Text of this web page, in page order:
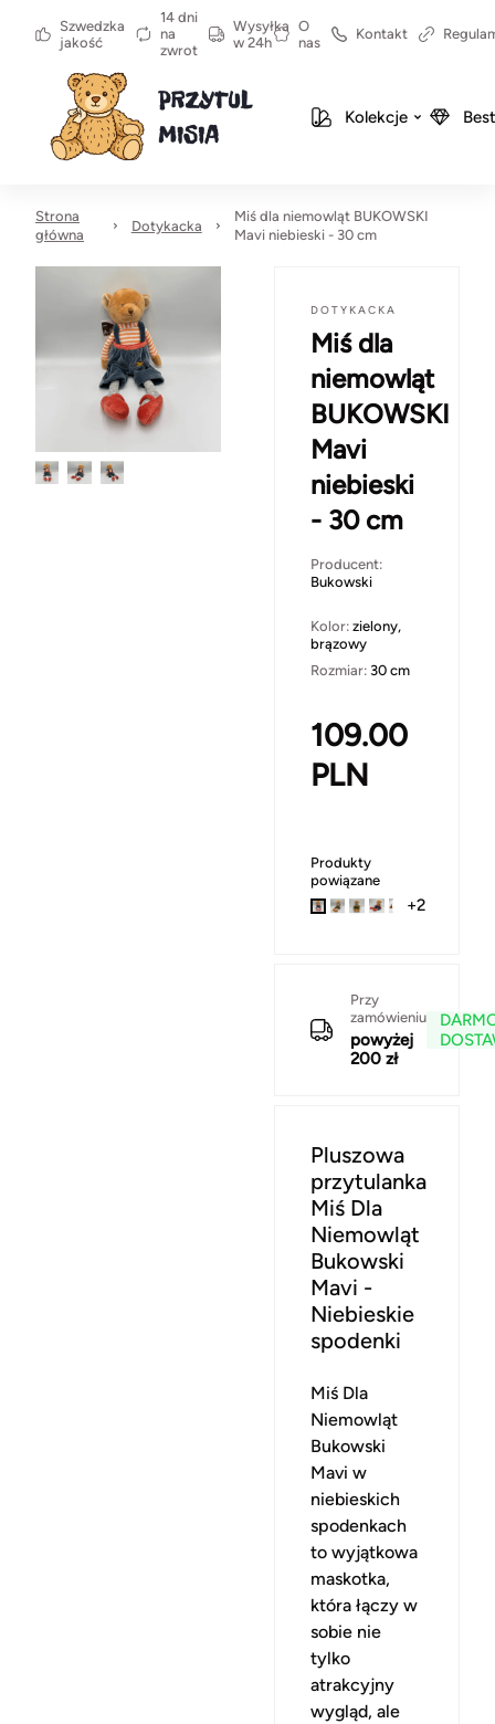
Szwedzka
jakość
14 dni
na
zwrot
Wysyłka
w 24h
O
nas
Kontakt
Kolekcje
Strona
główna
Dotykacka
Miś dla niemowląt BUKOWSKI
Mavi niebieski - 30 cm
DOTYKACKA
Miś dla
niemowląt
BUKOWSKI
Mavi
niebieski
- 30 cm
Producent:
Bukowski
Kolor: zielony,
brązowy
Rozmiar: 30 cm
109.00
PLN
Produkty
powiązane
+2
Przy
zamówieniu
powyżej
200 zł
Pluszowa
przytulanka
Miś Dla
Niemowląt
Bukowski
Mavi -
Niebieskie
spodenki
Miś Dla
Niemowląt
Bukowski
Mavi w
niebieskich
spodenkach
to wyjątkowa
maskotka,
która łączy w
sobie nie
tylko
atrakcyjny
wygląd, ale